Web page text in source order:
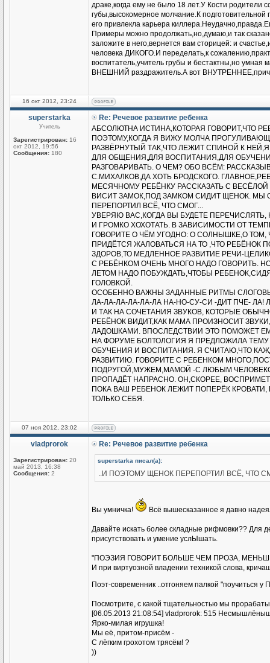
драке,когда ему не было 18 лет.У Кости родители
губы,высокомерное молчание.К подготовительной
его привлекла карьера
Примеры можно продолжать,но,думаю,и так
заложите в него,вернется вам сторицей: и
человека ДИКОГО.И переделать,к
воспитатель,учитель грубы и бестактны,но умная
ВНЕШНИЙ раздражитель.А вот
16 окт 2012, 23:24
superstarka
Учитель
Зарегистрирован: 16
окт 2012, 19:56
Сообщения: 180
Re: Речевое развитие ребенка
АБСОЛЮТНА ИСТИНА,КОТОРАЯ ГОВОРИТ,ЧТО
ПОЭТОМУ,КОГДА Я ВИЖУ МОЛЧА
РАЗВЁРНУТЫЙ ТАК,ЧТО ЛЕЖИТ СПИНОЙ К
ДЛЯ ОБЩЕНИЯ,ДЛЯ ВОСПИТАНИЯ,ДЛЯ
РАЗГОВАРИВАТЬ. О ЧЕМ? ОБО ВСЁМ:
С.МИХАЛКОВ,ДА ХОТЬ БРОДСКОГО.
МЕСЯЧНОМУ РЕБЁНКУ РАССКАЗАТЬ С
ВИСИТ ЗАМОК,ПОД ЗАМКОМ СИДИТ ЩЕНОК. МЫ
ПЕРЕПОРТИЛ ВСЁ, ЧТО СМОГ...
УВЕРЯЮ ВАС,КОГДА ВЫ БУДЕТЕ
И ГРОМКО ХОХОТАТЬ. В ЗАВИСИМОСТИ ОТ
ГОВОРИТЕ О ЧЁМ УГОДНО: О СОЛНЫШКЕ,О
ПРИДЁТСЯ ЖАЛОВАТЬСЯ НА ТО ,ЧТО РЕБЁНОК
ЗДОРОВ,ТО МЕДЛЕННОЕ РАЗВИТИЕ РЕЧИ-
С РЕБЁНКОМ ОЧЕНЬ МНОГО НАДО ГОВОРИТЬ.
ЛЕТОМ НАДО ПОБУЖДАТЬ,ЧТОБЫ
ГОЛОВКОЙ.
ОСОБЕННО ВАЖНЫ ЗАДАННЫЕ РИТМЫ
ЛА-ЛА-ЛА-ЛА-ЛА-ЛА НА-НО-СУ-СИ -ДИТ ПЧЕ-
И ТАК НА СОЧЕТАНИЯ ЗВУКОВ, КОТОРЫЕ
РЕБЁНОК ВИДИТ,КАК МАМА ПРОИЗНОСИТ
ЛАДОШКАМИ. ВПОСЛЕДСТВИИ ЭТО ПОМОЖЕТ
НА ФОРУМЕ БОЛТОЛОГИЯ Я ПРЕДЛОЖИЛА
ОБУЧЕНИЯ И ВОСПИТАНИЯ. Я СЧИТАЮ,ЧТО
РАЗВИТИЮ. ГОВОРИТЕ С РЕБЕНКОМ
ПОДРУГОЙ,МУЖЕМ,МАМОЙ -С ЛЮБЫМ
ПРОПАДЁТ НАПРАСНО. ОН,СКОРЕЕ,
ПОКА ВАШ РЕБЕНОК ЛЕЖИТ ПОПЕРЁК
ТОЛЬКО СЕБЯ.
07 ноя 2012, 23:02
vladprorok
Зарегистрирован: 20
май 2013, 16:38
Сообщения: 2
Re: Речевое развитие ребенка
superstarka писал(а):
..И ПОЭТОМУ ЩЕНОК ПЕРЕПОРТИЛ ВСЁ, ЧТО
Вы умничка! Всё вышесказанное я давно
Давайте искать более складные рифмовки?? Для
присутствовать и умение услЫшать.
"ПОЭЗИЯ ГОВОРИТ БОЛЬШЕ ЧЕМ ПРОЗА,
И при виртуозной владении техникой слова,
Поэт-современник ..отгоняем палкой "поучиться у
Посмотрите, с какой тщательностью мы
[06.05.2013 21:08:54] vladprorok: 515
Ярко-милая игрушка!
Мы её, притом-присём -
С лёгким грохотом трясём! ?
))